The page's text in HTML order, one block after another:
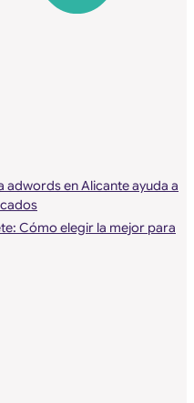
adwords en Alicante ayuda a
Cómo elegir la mejor para